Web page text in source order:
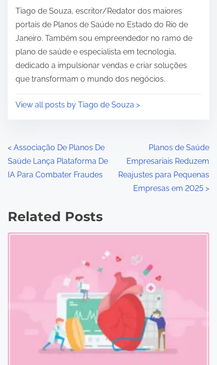
i
e
Tiago de Souza, escritor/Redator dos maiores
portais de Planos de Saúde no Estado do Rio de
Janeiro. Também sou empreendedor no ramo de
plano de saúde e especialista em tecnologia,
dedicado a impulsionar vendas e criar soluções
que transformam o mundo dos negócios.
View all posts by Tiago de Souza >
P
o
t
< Associação De Planos De
Saúde Lança Plataforma De
IA Para Combater Fraudes
Planos de Saúde
Empresariais Reduzem
Reajustes para Pequenas
Empresas em 2025 >
Related Posts